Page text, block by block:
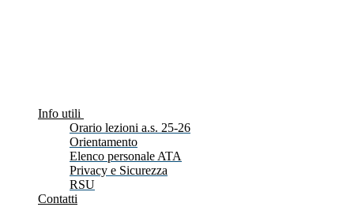
Info utili
Orario lezioni a.s. 25-26
Orientamento
Elenco personale ATA
Privacy e Sicurezza
RSU
Contatti